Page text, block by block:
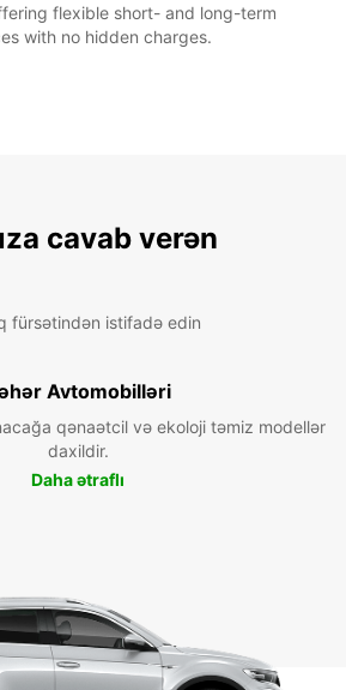
flexible short- and long-term
with no hidden charges.
cavab verən
fürsətindən istifadə edin
Avtomobilləri
qənaətcil və ekoloji təmiz modellər
daxildir.
Daha ətraflı